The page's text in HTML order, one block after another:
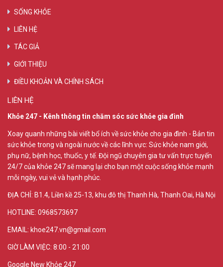
SỐNG KHỎE
LIÊN HỆ
TÁC GIẢ
GIỚI THIỆU
ĐIỀU KHOẢN VÀ CHÍNH SÁCH
LIÊN HỆ
Khỏe 247 - Kênh thông tin chăm sóc sức khỏe gia đình
Xoay quanh những bài viết bổ ích về sức khỏe cho gia đình - Bản tin
sức khỏe trong và ngoài nước về các lĩnh vực: Sức khỏe nam giới,
phụ nữ, bệnh học, thuốc, y tế. Đội ngũ chuyên gia tư vấn trực tuyến
24/7 của khỏe 247 sẽ mang lại cho bạn một cuộc sống khỏe mạnh
mỗi ngày, vui vẻ và hạnh phúc.
ĐỊA CHỈ: B1.4, Liền kề 25-13, khu đô thị Thanh Hà, Thanh Oai, Hà Nội
HOTLINE: 0968573697
EMAIL: khoe247.vn@gmail.com
GIỜ LÀM VIỆC: 8:00 - 21:00
Google New Khỏe 247